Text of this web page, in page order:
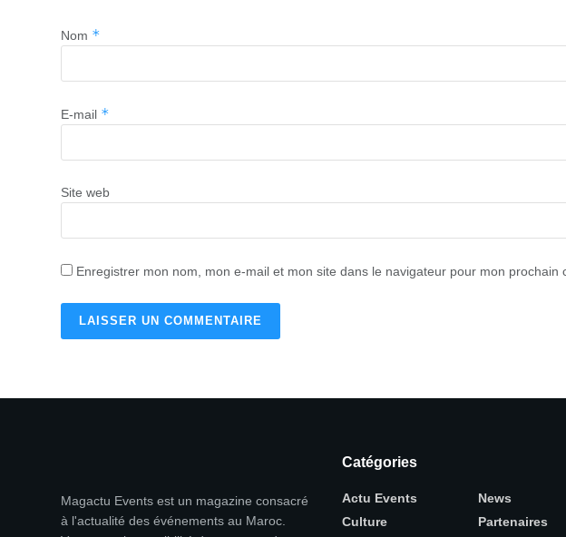
Nom *
E-mail *
Site web
Enregistrer mon nom, mon e-mail et mon site dans le navigateur pour mon prochain
Magactu Events est un magazine consacré
à l'actualité des événements au Maroc.
Catégories
Actu Events
Culture
News
Partenaires